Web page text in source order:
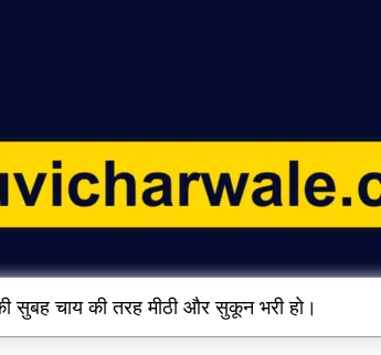
सुबह चाय की तरह मीठी और सुकून भरी हो।